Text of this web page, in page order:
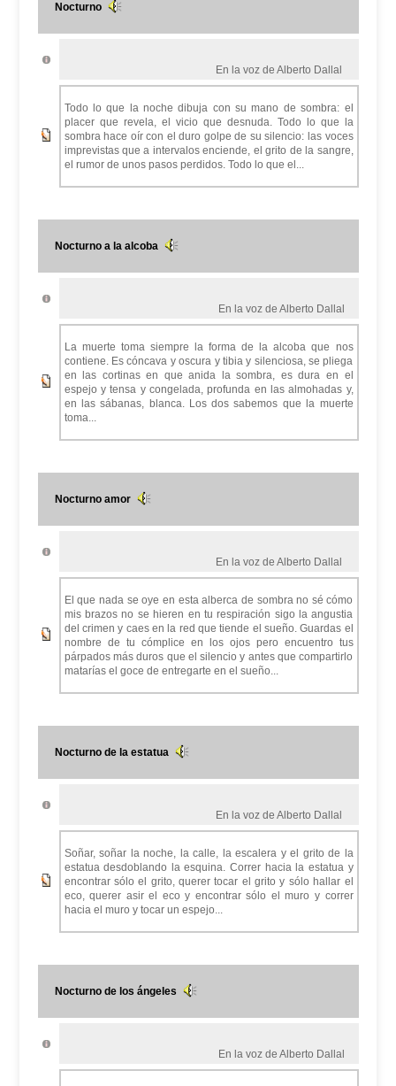
Nocturno
En la voz de Alberto Dallal
Todo lo que la noche dibuja con su mano de sombra: el
placer que revela, el vicio que desnuda. Todo lo que la
sombra hace oír con el duro golpe de su silencio: las voces
imprevistas que a intervalos enciende, el grito de la sangre,
el rumor de unos pasos perdidos. Todo lo que el...
Nocturno a la alcoba
En la voz de Alberto Dallal
La muerte toma siempre la forma de la alcoba que nos
contiene. Es cóncava y oscura y tibia y silenciosa, se pliega
en las cortinas en que anida la sombra, es dura en el
espejo y tensa y congelada, profunda en las almohadas y,
en las sábanas, blanca. Los dos sabemos que la muerte
toma...
Nocturno amor
En la voz de Alberto Dallal
El que nada se oye en esta alberca de sombra no sé cómo
mis brazos no se hieren en tu respiración sigo la angustia
del crimen y caes en la red que tiende el sueño. Guardas el
nombre de tu cómplice en los ojos pero encuentro tus
párpados más duros que el silencio y antes que compartirlo
matarías el goce de entregarte en el sueño...
Nocturno de la estatua
En la voz de Alberto Dallal
Soñar, soñar la noche, la calle, la escalera y el grito de la
estatua desdoblando la esquina. Correr hacia la estatua y
encontrar sólo el grito, querer tocar el grito y sólo hallar el
eco, querer asir el eco y encontrar sólo el muro y correr
hacia el muro y tocar un espejo...
Nocturno de los ángeles
En la voz de Alberto Dallal